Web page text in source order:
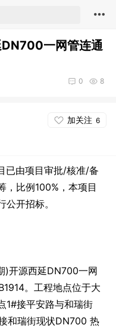
DN700一网管连通
8
0
加关注 6
已由项目审批/核准/备
，比例100%，本项目
开招标。
)开源西延DN700一网
。工程地点位于大
1#接平安路与和瑞街
和瑞街现状DN700 热